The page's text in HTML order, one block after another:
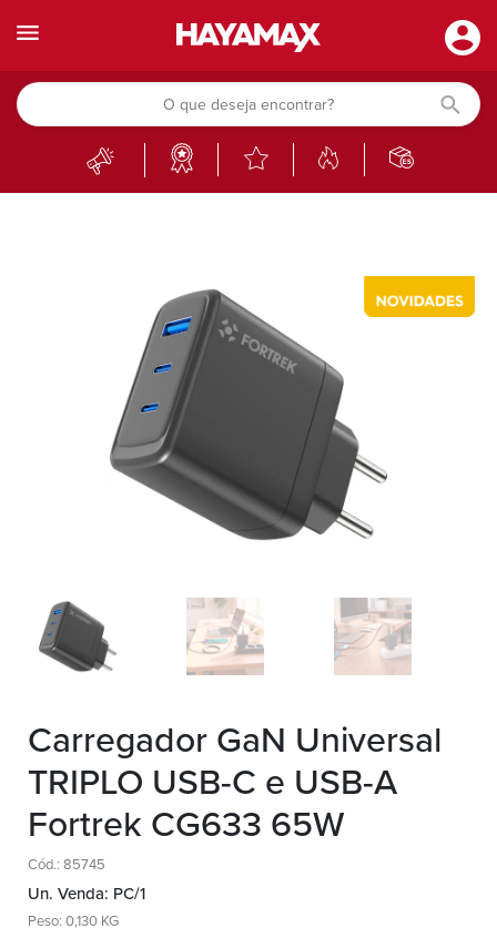
Carregador GaN Universal
TRIPLO USB-C e USB-A
Fortrek CG633 65W
Cód.: 85745
Un. Venda: PC/1
Peso: 0,130 KG